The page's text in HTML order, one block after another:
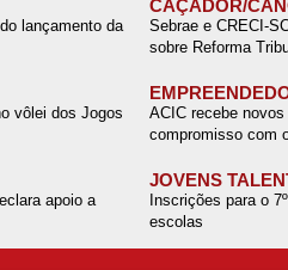
lançamento da
CAÇADOR/
Sebrae e CRECI-
sobre Reforma
vôlei dos Jogos
ACIC recebe
compromisso com
apoio a
JOVENS
Inscrições para o
escolas